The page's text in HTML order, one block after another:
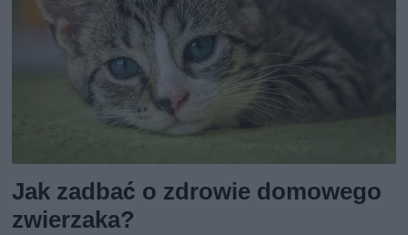
Jak zadbać o zdrowie domowego
zwierzaka?